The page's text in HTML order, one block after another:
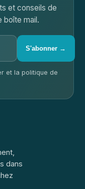
et conseils de
mail.
S'abonner →
et la politique de
dans